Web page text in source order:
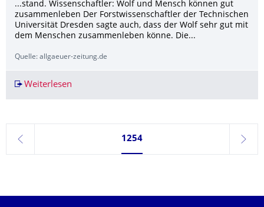
...stand. Wissenschaftler: Wolf und Mensch können gut
zusammenleben Der Forstwissenschaftler der Technischen
Universität Dresden sagte auch, dass der Wolf sehr gut mit
dem Menschen zusammenleben könne. Die...
Quelle: allgaeuer-zeitung.de
Weiterlesen
zurück
Seite 1254, aktuell ausgewählt
1254
weiter